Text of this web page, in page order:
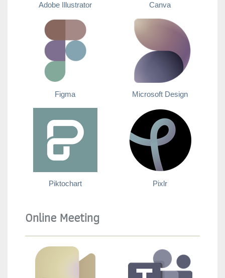
Adobe Illustrator Canva
Figma Microsoft Design
Piktochart Pixlr
Online Meeting